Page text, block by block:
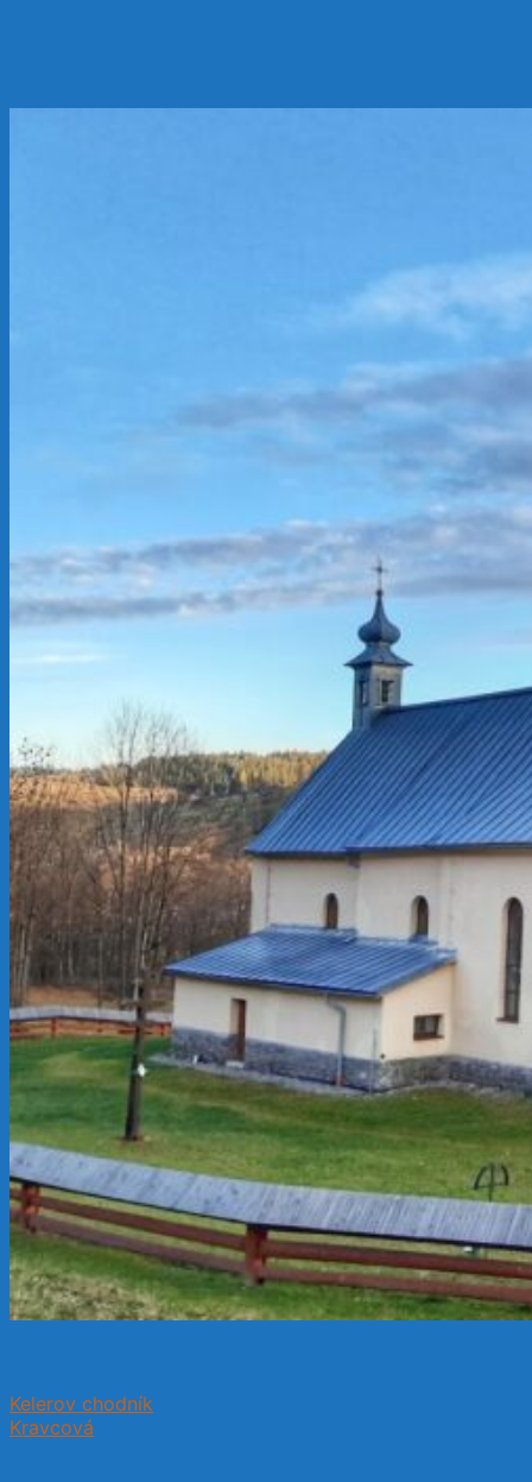
Kelerov chodník
Kravcová